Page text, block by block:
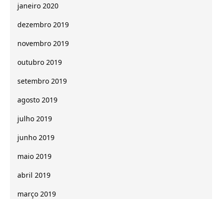
janeiro 2020
dezembro 2019
novembro 2019
outubro 2019
setembro 2019
agosto 2019
julho 2019
junho 2019
maio 2019
abril 2019
março 2019